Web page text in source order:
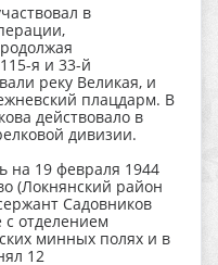
в
я и 33-й
реку Великая, и
плацдарм. В
действовало в
дивизии.
на 19 февраля 1944
(Локнянский район
Садовников
с отделением
минных полях и в
12